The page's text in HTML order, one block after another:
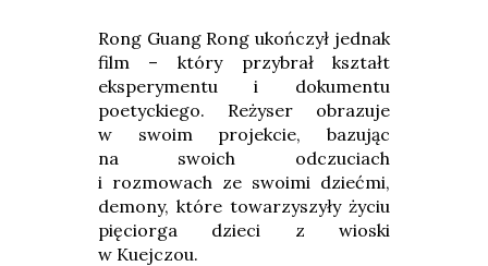
Rong Guang Rong ukończył jednak
film – który przybrał kształt
eksperymentu i dokumentu
poetyckiego. Reżyser obrazuje
w swoim projekcie, bazując
na swoich odczuciach
i rozmowach ze swoimi dziećmi,
demony, które towarzyszyły życiu
pięciorga dzieci z wioski
w Kuejczou.